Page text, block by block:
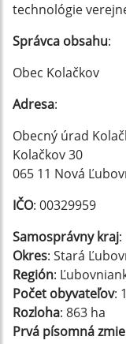
technológie
Správca obsahu:
Obec Kolačkov
Adresa:
Obecný úrad
Kolačkov 30
065 11 Nová
IČO: 00329959
Samosprávny kraj:
Okres: Stará
Región:
Počet obyvateľov:
Rozloha: 863 ha
Prvá písomná